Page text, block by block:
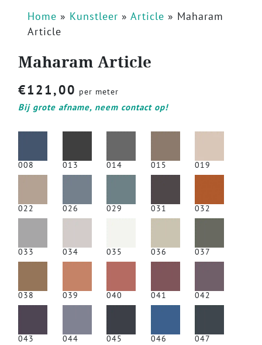
Home » Kunstleer » Article » Maharam
Article
Maharam Article
€121,00 per meter
Bij grote afname, neem contact op!
008 013 014 015 019
022 026 029 031 032
033 034 035 036 037
038 039 040 041 042
043 044 045 046 047